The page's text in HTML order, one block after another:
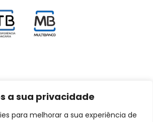
a sua privacidade
para melhorar a sua experiência de